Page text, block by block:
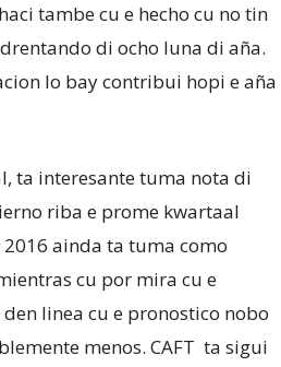
tambe cu e hecho cu no tin
di ocho luna di aña.
lo bay contribui hopi e aña
ta interesante tuma nota di
riba e prome kwartaal
2016 ainda ta tuma como
cu por mira cu e
linea cu e pronostico nobo
menos. CAFT ta sigui